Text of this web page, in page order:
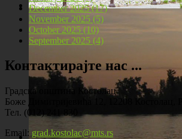
Локомотива у центру Костолца
December 2025 (17)
November 2025 (5)
October 2025 (10)
September 2025 (4)
Контактирајте нас ...
Градска општина Костолац
Боже Димитријевића 12, 12208 Костолац,
Тел. (012) 241 830
Email: grad.kostolac@mts.rs